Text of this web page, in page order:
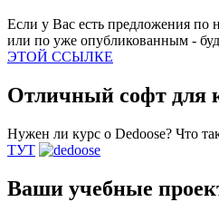
Если у Вас есть предложения по
или по уже опубликованным -
ЭТОЙ ССЫЛКЕ
Отличный софт для
Нужен ли курс о Dedoose? Что
ТУТ
Ваши учебные